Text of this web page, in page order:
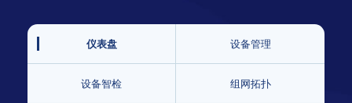
仪表盘 设备管理
设备智检 组网拓扑